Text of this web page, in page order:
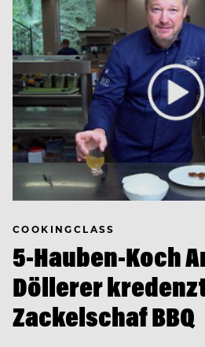
COOKINGCLASS
5-Hauben-Koch
Döllerer
Zackelschaf BBQ